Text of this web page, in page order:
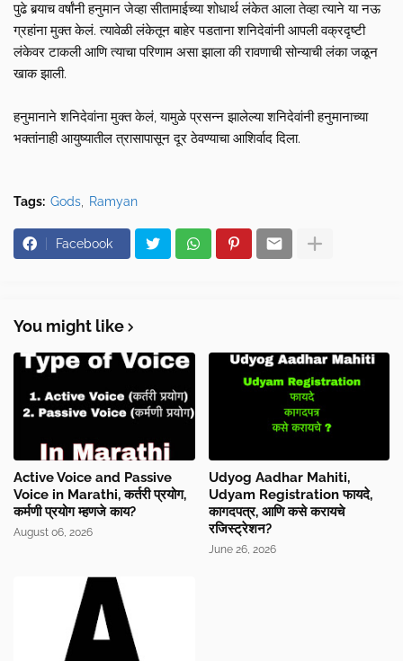
पुढे बर्‍याच वर्षांनी हनुमान जेव्हा सीतामाईच्या शोधार्थ लंकेत आला तेव्हा त्याने या नऊ
ग्रहांना मुक्त केलं. त्यावेळी लंकेतून बाहेर पडताना शनिदेवांनी आपली वक्रदृष्टी
लंकेवर टाकली आणि त्याचा परिणाम असा झाला की रावणाची सोन्याची लंका जळून
खाक झाली.
हनुमानाने शनिदेवांना मुक्त केलं, यामुळे प्रसन्न झालेल्या शनिदेवांनी हनुमानाच्या
भक्तांनाही आयुष्यातील त्रासापासून दूर ठेवण्याचा आशिर्वाद दिला.
Tags: Gods Ramyan
Facebook
You might like
Active Voice and Passive
Voice in Marathi, कर्तरी प्रयोग,
कर्मणी प्रयोग म्हणजे काय?
August 06, 2026
Udyog Aadhar Mahiti,
Udyam Registration फायदे,
कागदपत्र, आणि कसे करायचे
रजिस्ट्रेशन?
June 26, 2026